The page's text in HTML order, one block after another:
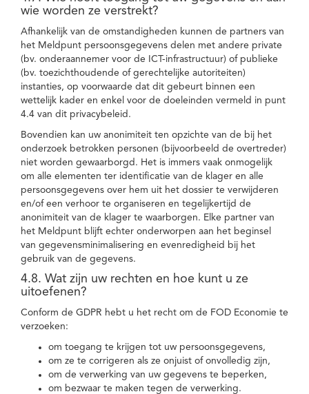
wie worden ze verstrekt?
Afhankelijk van de omstandigheden kunnen de partners van
het Meldpunt persoonsgegevens delen met andere private
(bv. onderaannemer voor de ICT-infrastructuur) of publieke
(bv. toezichthoudende of gerechtelijke autoriteiten)
instanties, op voorwaarde dat dit gebeurt binnen een
wettelijk kader en enkel voor de doeleinden vermeld in punt
4.4 van dit privacybeleid.
Bovendien kan uw anonimiteit ten opzichte van de bij het
onderzoek betrokken personen (bijvoorbeeld de overtreder)
niet worden gewaarborgd. Het is immers vaak onmogelijk
om alle elementen ter identificatie van de klager en alle
persoonsgegevens over hem uit het dossier te verwijderen
en/of een verhoor te organiseren en tegelijkertijd de
anonimiteit van de klager te waarborgen. Elke partner van
het Meldpunt blijft echter onderworpen aan het beginsel
van gegevensminimalisering en evenredigheid bij het
gebruik van de gegevens.
4.8. Wat zijn uw rechten en hoe kunt u ze
uitoefenen?
Conform de GDPR hebt u het recht om de FOD Economie te
verzoeken:
om toegang te krijgen tot uw persoonsgegevens,
om ze te corrigeren als ze onjuist of onvolledig zijn,
om de verwerking van uw gegevens te beperken,
om bezwaar te maken tegen de verwerking.